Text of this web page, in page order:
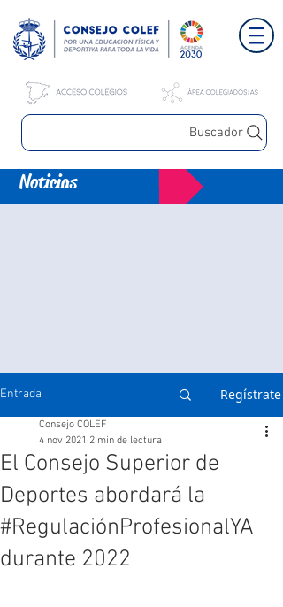
Buscador
Noticias
Entrada Regístrate
El Consejo Superior de
Deportes abordará la
#RegulaciónProfesionalYA
durante 2022
Consejo COLEF
4 nov 2021 2 min de lectura